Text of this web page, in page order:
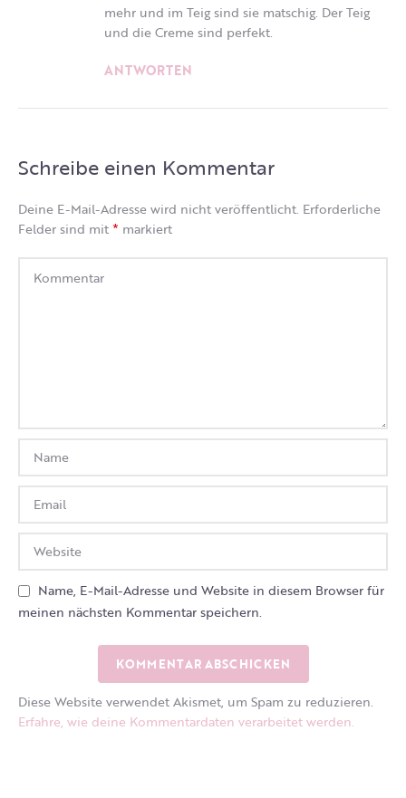
mehr und im Teig sind sie matschig. Der Teig
und die Creme sind perfekt.
ANTWORTEN
Schreibe einen Kommentar
Deine E-Mail-Adresse wird nicht veröffentlicht. Erforderliche
Felder sind mit* markiert
Name, E-Mail-Adresse und Website in diesem Browser für
meinen nächsten Kommentar speichern.
Diese Website verwendet Akismet, um Spam zu reduzieren.
Erfahre, wie deine Kommentardaten verarbeitet werden.